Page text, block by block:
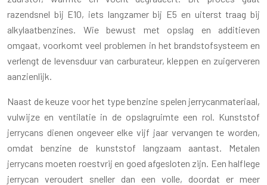
razendsnel bij E10, iets langzamer bij E5 en uiterst traag bij
alkylaatbenzines. Wie bewust met opslag en additieven
omgaat, voorkomt veel problemen in het brandstofsysteem en
verlengt de levensduur van carburateur, kleppen en zuigerveren
aanzienlijk.
Naast de keuze voor het type benzine spelen jerrycanmateriaal,
vulwijze en ventilatie in de opslagruimte een rol. Kunststof
jerrycans dienen ongeveer elke vijf jaar vervangen te worden,
omdat benzine de kunststof langzaam aantast. Metalen
jerrycans moeten roestvrij en goed afgesloten zijn. Een halflege
jerrycan veroudert sneller dan een volle, doordat er meer